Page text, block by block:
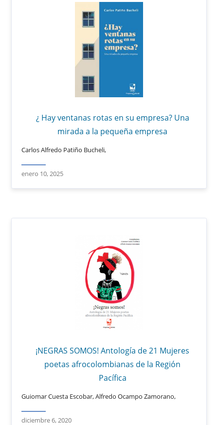
¿ Hay ventanas rotas en su empresa? Una
mirada a la pequeña empresa
Carlos Alfredo Patiño Bucheli,
enero 10, 2025
¡NEGRAS SOMOS! Antología de 21 Mujeres
poetas afrocolombianas de la Región
Pacífica
Guiomar Cuesta Escobar, Alfredo Ocampo Zamorano,
diciembre 6, 2020